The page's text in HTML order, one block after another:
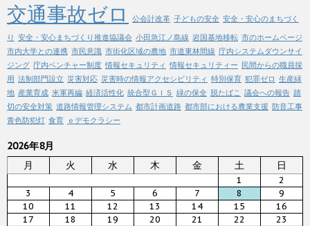
交通事故ゼロ 公会計改革 子どもの安全 安全・安心のまちづく
り 安全・安心まちづくり推進協議会 小田急江ノ島線 岩国基地移転 市のホームページ
市内大学との連携 市民意識 市街化区域の農地 市道東林間線 庁内システムダウンサイ
ジング 庁内ベンチャー制度 情報セキュリティ 情報セキュリティー 民間からの職員採
用 法制部門設立 災害対応 災害時の情報アクセシビリティ 特別保育 犯罪ゼロ 生産緑
地 産業育成 米軍再編 経済活性化 統合型ＧＩＳ 緑の保全 脱たばこ 議会への報告 踏
切の安全対策 道路情報管理システム 都市計画道路 都市部における農業支援 防音工事
青色防犯灯 食育 ｅデモクラシー
2026年8月
月
火 水 木 金 土 日
1
2
3
4 5 6 7 8
9
10
11 12 13 14 15
16
17
18 19 20 21 22
23